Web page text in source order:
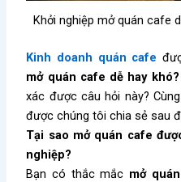
Khởi nghiệp mở quán cafe
Kinh doanh quán cafe
mở quán cafe dễ hay khó?
xác được câu hỏi này?
được chúng tôi chia sẻ sau
Tại sao mở quán cafe
nghiệp?
Bạn có thắc mắc mở